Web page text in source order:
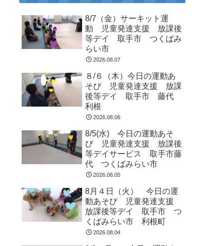
8/7（金）サーキット運
動 児童発達支援 放課後
等デイ 取手市 つくばみ
らい市
2026.08.07
８/６（木）今日の運動あ
そび 児童発達支援 放課
後等デイ 取手市 藤代
利根
2026.08.06
8/5(水) 今日の運動あそ
び 児童発達支援 放課後
等デイサービス 取手市藤
代 つくばみらい市
2026.08.05
8月４日（火） 今日の運
動あそび 児童発達支援
放課後等デイ 取手市 つ
くばみらい市 利根町
2026.08.04